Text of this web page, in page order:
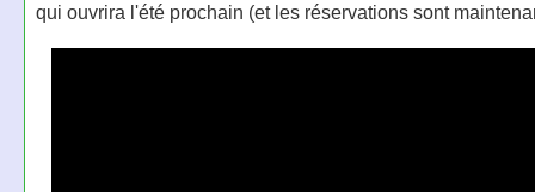
qui ouvrira l'été prochain (et les réservations sont